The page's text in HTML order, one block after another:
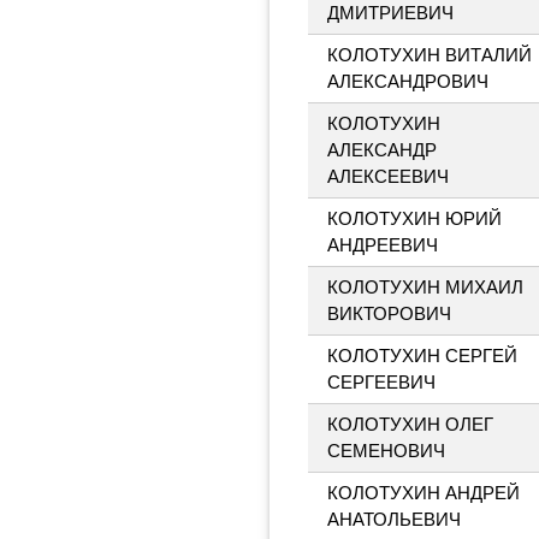
ДМИТРИЕВИЧ
КОЛОТУХИН ВИТАЛИЙ
АЛЕКСАНДРОВИЧ
КОЛОТУХИН
АЛЕКСАНДР
АЛЕКСЕЕВИЧ
КОЛОТУХИН ЮРИЙ
АНДРЕЕВИЧ
КОЛОТУХИН МИХАИЛ
ВИКТОРОВИЧ
КОЛОТУХИН СЕРГЕЙ
СЕРГЕЕВИЧ
КОЛОТУХИН ОЛЕГ
СЕМЕНОВИЧ
КОЛОТУХИН АНДРЕЙ
АНАТОЛЬЕВИЧ